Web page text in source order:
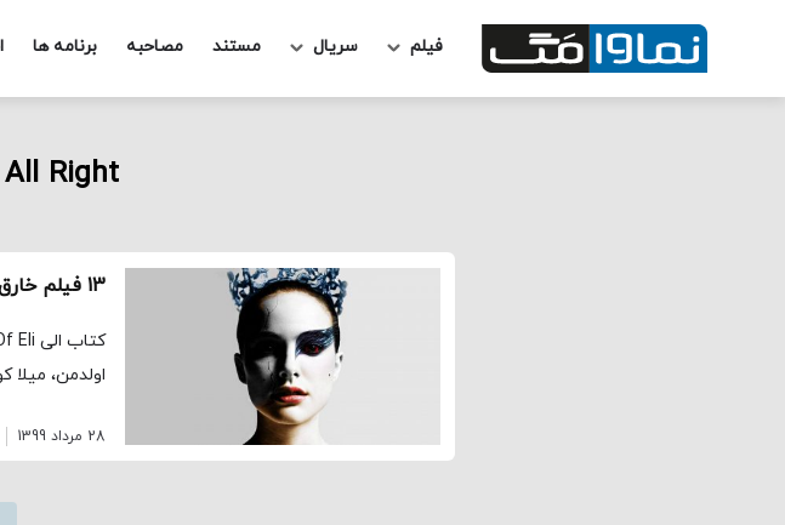
فیلم سریال مستند مصاحبه برنامه ها
Right
13 فیلم خارق العاده که در سال 2020 ده ساله شده اند
اولدمن، میلا کونیسزمان
28 مرداد 1399